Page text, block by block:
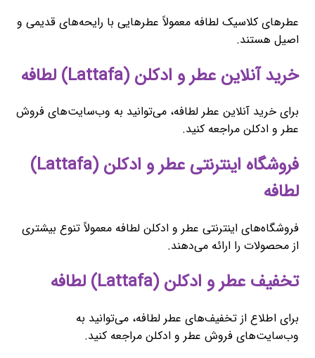
عطرهای کلاسیک لطافه معمولاً عطرهایی با رایحه‌های قدیمی و
اصیل هستند.
خرید آنلاین عطر و ادکلن (Lattafa) لطافه
برای خرید آنلاین عطر لطافه، می‌توانید به وب‌سایت‌های فروش
عطر و ادکلن مراجعه کنید.
فروشگاه اینترنتی عطر و ادکلن (Lattafa)
لطافه
فروشگاه‌های اینترنتی عطر و ادکلن لطافه معمولاً تنوع بیشتری
از محصولات را ارائه می‌دهند.
تخفیف عطر و ادکلن (Lattafa) لطافه
برای اطلاع از تخفیف‌های عطر لطافه، می‌توانید به
وب‌سایت‌های فروش عطر و ادکلن مراجعه کنید.